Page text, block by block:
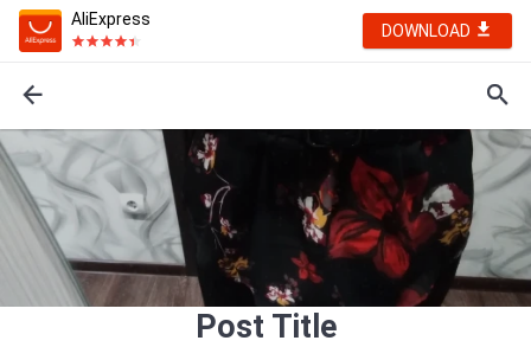
AliExpress
DOWNLOAD
Post Title